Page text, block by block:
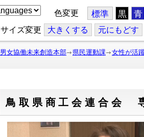
色変更 標準 黒 青
サイズ変更 大きくする 元にもどす
男女協働未来創造本部 県民運動課 女性が活
鳥取県商工会連合会